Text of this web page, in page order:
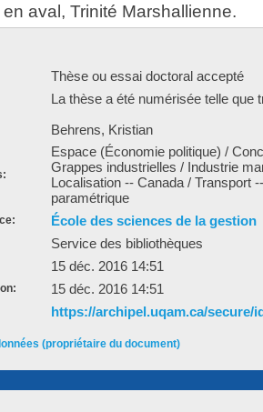
aval, Trinité Marshallienne.
Thèse ou essai doctoral accepté
La thèse a été numérisée telle que
Behrens, Kristian
Espace (Économie politique) /
Grappes industrielles / Industrie
Localisation -- Canada / Transport
paramétrique
École des sciences de la gestion
Service des bibliothèques
15 déc. 2016 14:51
15 déc. 2016 14:51
https://archipel.uqam.ca/secure/
(propriétaire du document)